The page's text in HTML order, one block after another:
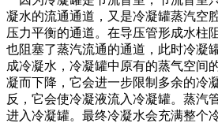
凝水的流通通道，又是冷凝罐蒸汽空
压力平衡的通道。在导压管形成水柱
也阻塞了蒸汽流通的通道，此时冷凝
成冷凝水，冷凝罐中原有的蒸气空间
凝而下降，它会进一步限制多余的冷
反，它会使冷凝液流入冷凝罐。蒸汽
进入冷凝罐。最终冷凝水会充满整个